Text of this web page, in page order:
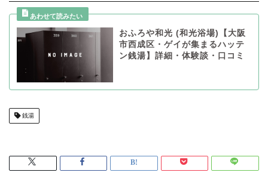
おふろや和光 (和光浴場)【大阪
市西成区・ゲイが集まるハッテ
ン銭湯】詳細・体験談・口コミ
銭湯